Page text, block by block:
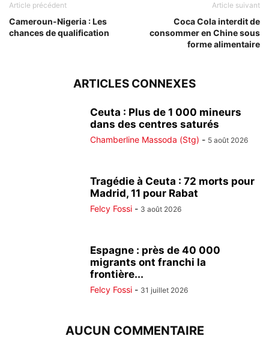
Article précédent
Cameroun-Nigeria : Les
chances de qualification
Article suivant
Coca Cola interdit de
consommer en Chine sous
forme alimentaire
ARTICLES CONNEXES
Ceuta : Plus de 1 000 mineurs
dans des centres saturés
Chamberline Massoda (Stg) - 5 août 2026
Tragédie à Ceuta : 72 morts pour
Madrid, 11 pour Rabat
Felcy Fossi - 3 août 2026
Espagne : près de 40 000
migrants ont franchi la
frontière...
Felcy Fossi - 31 juillet 2026
AUCUN COMMENTAIRE